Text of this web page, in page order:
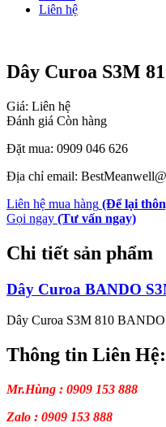
Liên hệ
Dây Curoa S3M
Giá: Liên hệ
Đánh giá Còn hàng
Đặt mua: 0909 046 626
Địa chỉ email:
Liên hệ mua hàng (Để lại
Gọi ngay (Tư vấn ngay)
Chi tiết sản phẩm
Dây Curoa BANDO
Dây Curoa S3M 810 BANDO
Thông tin Liên Hệ:
Mr.Hùng : 0909 153 888
Zalo : 0909 153 888